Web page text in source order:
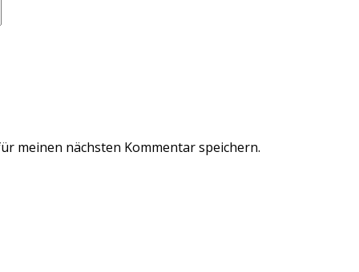
meinen nächsten Kommentar speichern.